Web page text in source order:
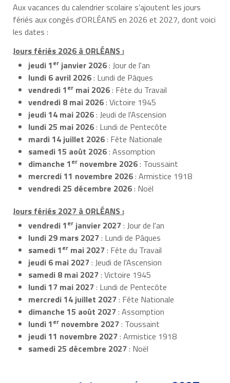
Aux vacances du calendrier scolaire s’ajoutent les jours
fériés aux congés d'ORLÉANS en 2026 et 2027, dont voici
les dates :
Jours fériés 2026 à ORLÉANS :
jeudi 1er janvier 2026: Jour de l'an
lundi 6 avril 2026: Lundi de Pâques
vendredi 1er mai 2026: Fête du Travail
vendredi 8 mai 2026: Victoire 1945
jeudi 14 mai 2026: Jeudi de l'Ascension
lundi 25 mai 2026: Lundi de Pentecôte
mardi 14 juillet 2026: Fête Nationale
samedi 15 août 2026: Assomption
dimanche 1er novembre 2026: Toussaint
mercredi 11 novembre 2026: Armistice 1918
vendredi 25 décembre 2026: Noël
Jours fériés 2027 à ORLÉANS :
vendredi 1er janvier 2027: Jour de l'an
lundi 29 mars 2027: Lundi de Pâques
samedi 1er mai 2027: Fête du Travail
jeudi 6 mai 2027: Jeudi de l'Ascension
samedi 8 mai 2027: Victoire 1945
lundi 17 mai 2027: Lundi de Pentecôte
mercredi 14 juillet 2027: Fête Nationale
dimanche 15 août 2027: Assomption
lundi 1er novembre 2027: Toussaint
jeudi 11 novembre 2027: Armistice 1918
samedi 25 décembre 2027: Noël